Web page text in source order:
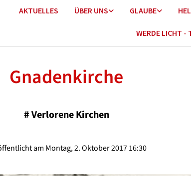
AKTUELLES ÜBER UNS GLAUBE
WERDE LICHT -
Gnadenkirche
#Verlorene Kirchen
am Montag, 2. Oktober 2017 16:30